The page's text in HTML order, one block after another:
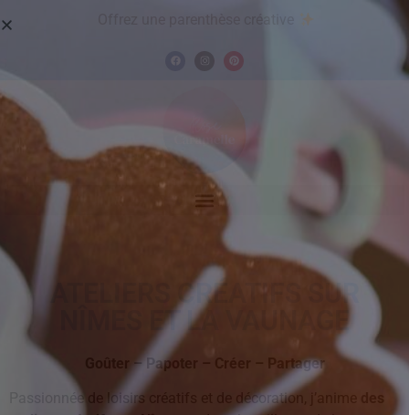
ATELIERS CRÉATIFS SUR
NÎMES ET LA VAUNAGE
Goûter – Papoter – Créer – Partager
Passionnée de loisirs créatifs et de décoration, j’anime
des